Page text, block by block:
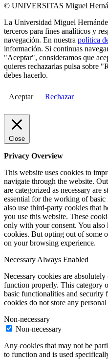
© UNIVERSITAS Miguel
La Universidad Miguel
terceros para fines analíticos y
navegación. En nuestra política
información. Si continuas
"Aceptar", consideramos que
quieres rechazarlas pulsa sobre
debes hacerlo.
Aceptar Rechazar
Close
Privacy Overview
This website uses cookies to
navigate through the website.
are categorized as necessary are
essential for the working of
also use third-party cookies that
you use this website. These
only with your consent. You also
cookies. But opting out of some
on your browsing experience.
Necessary Always Enabled
Necessary cookies are
function properly. This category
basic functionalities and security
cookies do not store any
Non-necessary
Non-necessary
Any cookies that may not be
to function and is used